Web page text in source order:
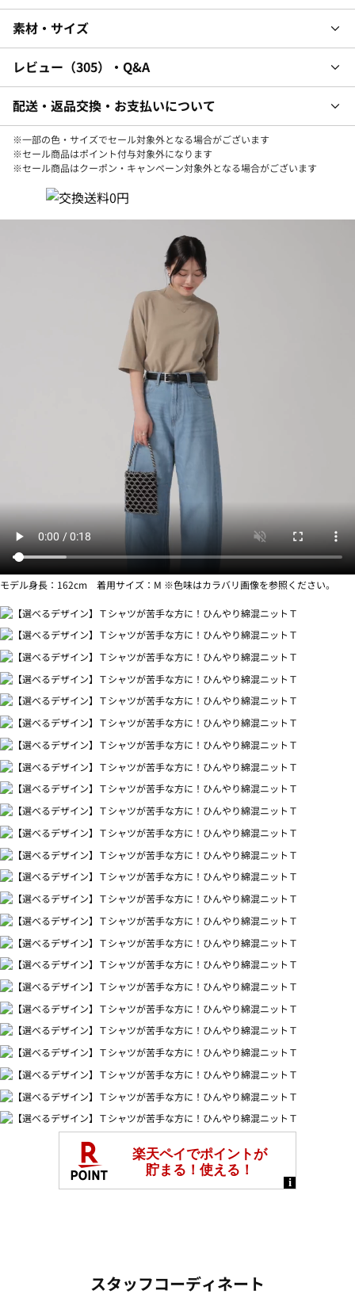
素材・サイズ
レビュー 305 ・Q&A
配送・返品交換・お支払いについて
※一部の色・サイズでセール対象外となる場合がございます
※セール商品はポイント付与対象外になります
※セール商品はクーポン・キャンペーン対象外となる場合がございます
モデル身長：162cm 着用サイズ：M ※色味はカラバリ画像を参照ください。
スタッフコーディネート